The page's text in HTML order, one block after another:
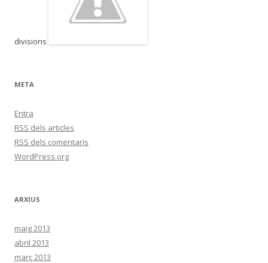
divisions
META
Entra
RSS dels articles
RSS dels comentaris
WordPress.org
ARXIUS
maig 2013
abril 2013
març 2013